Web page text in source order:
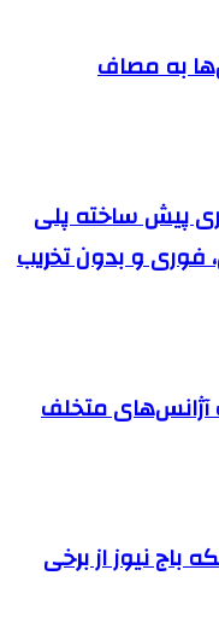
به مصاف
پیش ساخته پلی
فوری و بدون تخریب
آژانس‌های متخلف
باج نیوز از برخی